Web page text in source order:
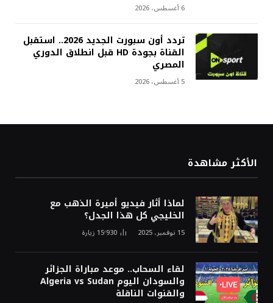
6 أغسطس، 2026
تردد أون سبورت الجديد 2026.. استقبل
القناة بجودة HD قبل انطلاق الدوري
المصري
5 أغسطس، 2026
الأكثر مشاهدة
لماذا أثار فيديو أميرة الذهب مع
الخليجي كل هذا الجدل؟
15 نوفمبر، 2025 15٬930 زيارة
لقاء السحاب.. موعد مباراة الجزائر
والسودان اليوم Algeria vs Sudan
والقنوات الناقلة